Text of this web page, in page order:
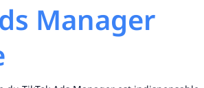
Manager